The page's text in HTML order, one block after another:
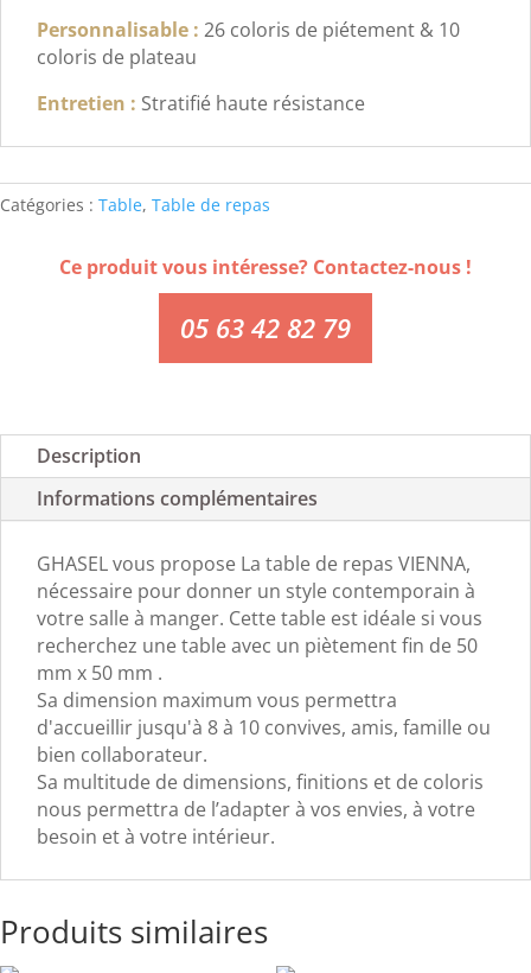
Personnalisable : 26 coloris de piétement & 10
coloris de plateau
Entretien : Stratifié haute résistance
Catégories : Table, Table de repas
Ce produit vous intéresse? Contactez-nous !
05 63 42 82 79
Description
Informations complémentaires
GHASEL vous propose La table de repas VIENNA,
nécessaire pour donner un style contemporain à
votre salle à manger. Cette table est idéale si vous
recherchez une table avec un piètement fin de 50
mm x 50 mm .
Sa dimension maximum vous permettra
d'accueillir jusqu'à 8 à 10 convives, amis, famille ou
bien collaborateur.
Sa multitude de dimensions, finitions et de coloris
nous permettra de l’adapter à vos envies, à votre
besoin et à votre intérieur.
Produits similaires